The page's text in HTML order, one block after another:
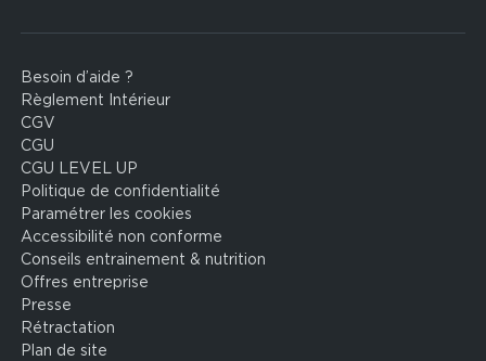
Footer
legal
Besoin d’aide ?
Règlement Intérieur
CGV
CGU
CGU LEVEL UP
Politique de confidentialité
Paramétrer les cookies
Accessibilité non conforme
Conseils entrainement & nutrition
Offres entreprise
Presse
Rétractation
Plan de site